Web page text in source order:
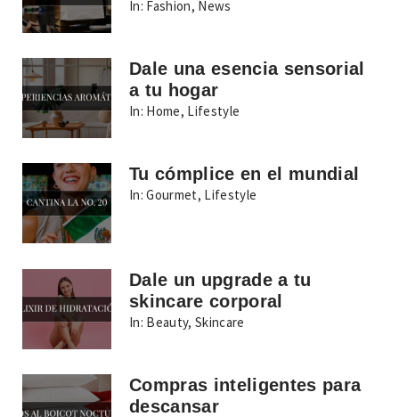
In: Fashion, News
Dale una esencia sensorial
a tu hogar
In: Home, Lifestyle
Tu cómplice en el mundial
In: Gourmet, Lifestyle
Dale un upgrade a tu
skincare corporal
In: Beauty,Skincare
Compras inteligentes para
descansar